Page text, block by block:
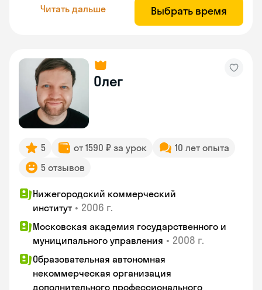
Читать дальше Выбрать время
Олег
5 от 1590 ₽ за урок
10 лет опыта
5 отзывов
Нижегородский коммерческий
институт • 2006 г.
Московская академия государственного и
муниципального управления • 2008 г.
Образовательная автономная
некоммерческая организация
дополнительного профессионального